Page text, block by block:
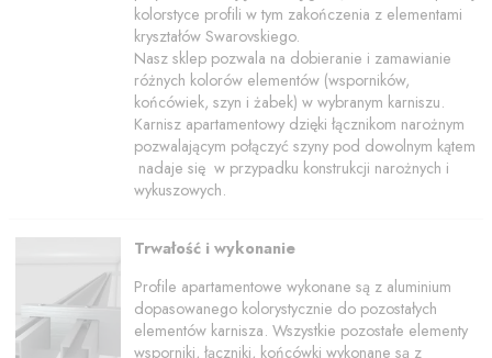
kolorstyce profili w tym zakończenia z elementami
kryształów Swarovskiego.
Nasz sklep pozwala na dobieranie i zamawianie
różnych kolorów elementów (wsporników,
końcówiek, szyn i żabek) w wybranym karniszu.
Karnisz apartamentowy dzięki łącznikom narożnym
pozwalającym połączyć szyny pod dowolnym kątem
nadaje się w przypadku konstrukcji narożnych i
wykuszowych.
Trwałość i wykonanie
Profile apartamentowe wykonane są z aluminium
dopasowanego kolorystycznie do pozostałych
elementów karnisza. Wszystkie pozostałe elementy
wsporniki, łączniki, końcówki wykonane są z